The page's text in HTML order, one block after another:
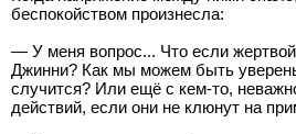
беспокойством произнесла:
— У меня вопрос... Что если
Джинни? Как мы можем быть
случится? Или ещё с кем-то,
действий, если они не клюнут на